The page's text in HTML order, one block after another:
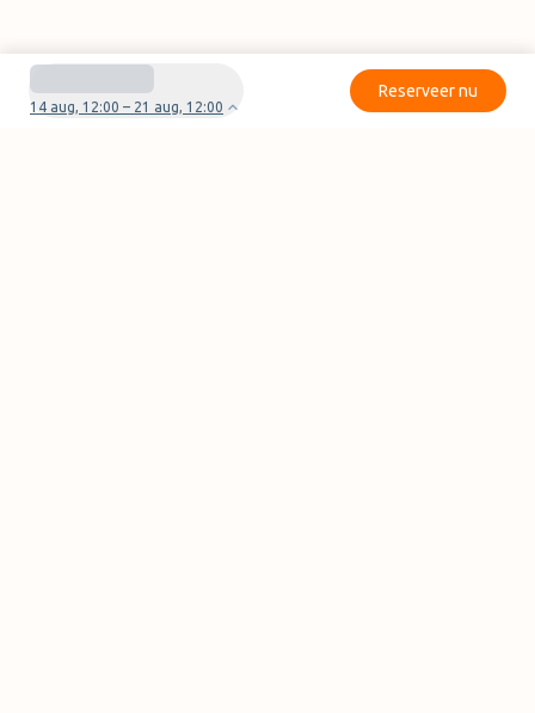
14 aug, 12:00 – 21 aug, 12:00
Reserveer nu